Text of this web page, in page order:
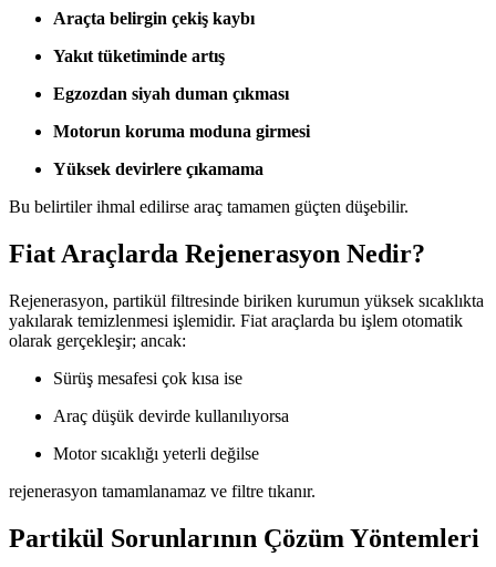
Araçta belirgin çekiş kaybı
Yakıt tüketiminde artış
Egzozdan siyah duman çıkması
Motorun koruma moduna girmesi
Yüksek devirlere çıkamama
Bu belirtiler ihmal edilirse araç tamamen güçten düşebilir.
Fiat Araçlarda Rejenerasyon Nedir?
Rejenerasyon, partikül filtresinde biriken kurumun yüksek sıcaklıkta
yakılarak temizlenmesi işlemidir. Fiat araçlarda bu işlem otomatik
olarak gerçekleşir; ancak:
Sürüş mesafesi çok kısa ise
Araç düşük devirde kullanılıyorsa
Motor sıcaklığı yeterli değilse
rejenerasyon tamamlanamaz ve filtre tıkanır.
Partikül Sorunlarının Çözüm Yöntemleri